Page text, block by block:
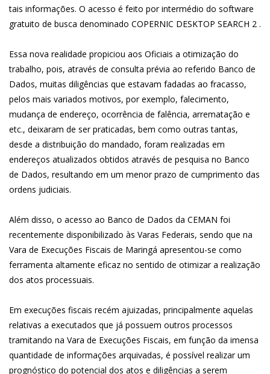
tais informações. O acesso é feito por intermédio do software
gratuito de busca denominado COPERNIC DESKTOP SEARCH 2 .
Essa nova realidade propiciou aos Oficiais a otimização do
trabalho, pois, através de consulta prévia ao referido Banco de
Dados, muitas diligências que estavam fadadas ao fracasso,
pelos mais variados motivos, por exemplo, falecimento,
mudança de endereço, ocorrência de falência, arrematação e
etc., deixaram de ser praticadas, bem como outras tantas,
desde a distribuição do mandado, foram realizadas em
endereços atualizados obtidos através de pesquisa no Banco
de Dados, resultando em um menor prazo de cumprimento das
ordens judiciais.
Além disso, o acesso ao Banco de Dados da CEMAN foi
recentemente disponibilizado às Varas Federais, sendo que na
Vara de Execuções Fiscais de Maringá apresentou-se como
ferramenta altamente eficaz no sentido de otimizar a realização
dos atos processuais.
Em execuções fiscais recém ajuizadas, principalmente aquelas
relativas a executados que já possuem outros processos
tramitando na Vara de Execuções Fiscais, em função da imensa
quantidade de informações arquivadas, é possível realizar um
prognóstico do potencial dos atos e diligências a serem